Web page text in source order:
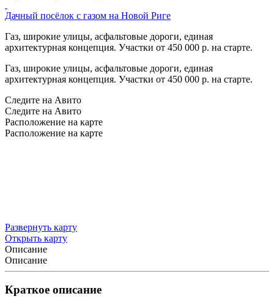
Дачный посёлок с газом на Новой Риге
Газ, широкие улицы, асфальтовые дороги, единая
архитектурная концепция. Участки от 450 000 р. на старте.
Газ, широкие улицы, асфальтовые дороги, единая
архитектурная концепция. Участки от 450 000 р. на старте.
Следите на Авито
Следите на Авито
Расположение на карте
Расположение на карте
Развернуть карту
Открыть карту
Описание
Описание
Краткое описание